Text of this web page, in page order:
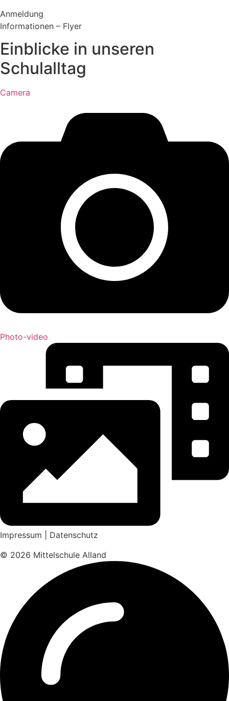
Anmeldung
Informationen – Flyer
Einblicke in unseren
Schulalltag
Camera
Photo-video
Impressum
Datenschutz
© 2026 Mittelschule Alland